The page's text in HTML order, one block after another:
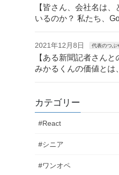
【皆さん、会社名は
いるのか？ 私たち、
2021年12月8日 代表のつぶ
【ある新聞記者さん
みかるくんの価値とは
カテゴリー
#React
#シニア
#ワンオペ